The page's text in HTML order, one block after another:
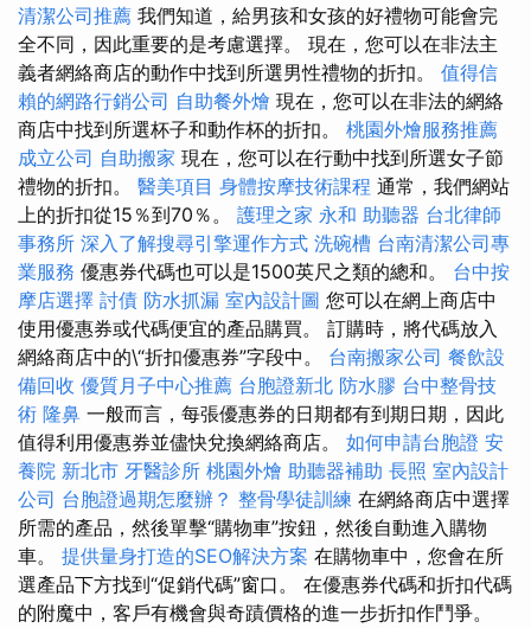
清潔公司推薦 我們知道，給男孩和女孩的好禮物可能會完
全不同，因此重要的是考慮選擇。 現在，您可以在非法主
義者網絡商店的動作中找到所選男性禮物的折扣。 值得信
賴的網路行銷公司 自助餐外燴 現在，您可以在非法的網絡
商店中找到所選杯子和動作杯的折扣。 桃園外燴服務推薦
成立公司 自助搬家 現在，您可以在行動中找到所選女子節
禮物的折扣。 醫美項目 身體按摩技術課程 通常，我們網站
上的折扣從15％到70％。 護理之家 永和 助聽器 台北律師
事務所 深入了解搜尋引擎運作方式 洗碗槽 台南清潔公司專
業服務 優惠券代碼也可以是1500英尺之類的總和。 台中按
摩店選擇 討債 防水抓漏 室內設計圖 您可以在網上商店中
使用優惠券或代碼便宜的產品購買。 訂購時，將代碼放入
網絡商店中的\“折扣優惠券”字段中。 台南搬家公司 餐飲設
備回收 優質月子中心推薦 台胞證新北 防水膠 台中整骨技
術 隆鼻 一般而言，每張優惠券的日期都有到期日期，因此
值得利用優惠券並儘快兌換網絡商店。 如何申請台胞證 安
養院 新北市 牙醫診所 桃園外燴 助聽器補助 長照 室內設計
公司 台胞證過期怎麼辦？ 整骨學徒訓練 在網絡商店中選擇
所需的產品，然後單擊“購物車”按鈕，然後自動進入購物
車。 提供量身打造的SEO解決方案 在購物車中，您會在所
選產品下方找到“促銷代碼”窗口。 在優惠券代碼和折扣代碼
的附魔中，客戶有機會與奇蹟價格的進一步折扣作鬥爭。